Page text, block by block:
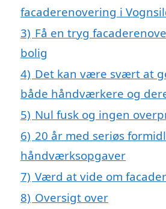
facaderenovering i
3) Få en tryg
bolig
4) Det kan være svært at
både håndværkere og
5) Nul fusk og ingen
6) 20 år med seriøs
håndværksopgaver
7) Værd at vide om
8) Oversigt over